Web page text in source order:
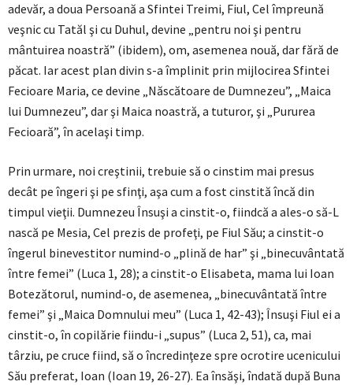
adevăr, a doua Persoană a Sfintei Treimi, Fiul, Cel împreună
veşnic cu Tatăl şi cu Duhul, devine „pentru noi şi pentru
mântuirea noastră” (ibidem), om, asemenea nouă, dar fără de
păcat. Iar acest plan divin s-a împlinit prin mijlocirea Sfintei
Fecioare Maria, ce devine „Născătoare de Dumnezeu”, „Maica
lui Dumnezeu”, dar şi Maica noastră, a tuturor, şi „Pururea
Fecioară”, în acelaşi timp.
Prin urmare, noi creştinii, trebuie să o cinstim mai presus
decât pe îngeri şi pe sfinţi, aşa cum a fost cinstită încă din
timpul vieţii. Dumnezeu Însuşi a cinstit-o, fiindcă a ales-o să-L
nască pe Mesia, Cel prezis de profeţi, pe Fiul Său; a cinstit-o
îngerul binevestitor numind-o „plină de har” şi „binecuvântată
între femei” (Luca 1, 28); a cinstit-o Elisabeta, mama lui Ioan
Botezătorul, numind-o, de asemenea, „binecuvântată între
femei” şi „Maica Domnului meu” (Luca 1, 42-43); Însuşi Fiul ei a
cinstit-o, în copilărie fiindu-i „supus” (Luca 2, 51), ca, mai
târziu, pe cruce fiind, să o încredinţeze spre ocrotire ucenicului
Său preferat, Ioan (Ioan 19, 26-27). Ea însăşi, îndată după Buna